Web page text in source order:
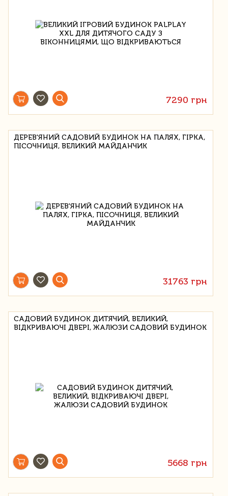
7290 грн
ДЕРЕВ'ЯНИЙ САДОВИЙ БУДИНОК НА ПАЛЯХ, ГІРКА,
ПІСОЧНИЦЯ, ВЕЛИКИЙ МАЙДАНЧИК
31763 грн
САДОВИЙ БУДИНОК ДИТЯЧИЙ, ВЕЛИКИЙ,
ВІДКРИВАЮЧІ ДВЕРІ, ЖАЛЮЗИ САДОВИЙ БУДИНОК
5668 грн